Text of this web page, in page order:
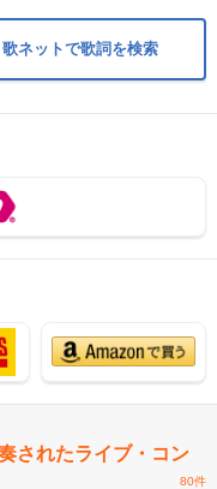
歌ネットで歌詞を検索
されたライブ・コン
80件